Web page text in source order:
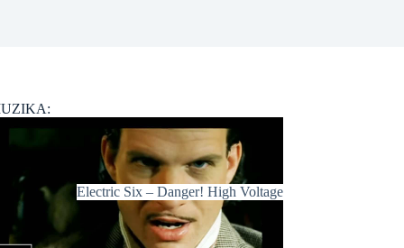
Electric Six – Danger! High Voltage